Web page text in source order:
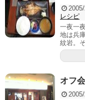
レシピ
一夜一
地は兵
紋岩。
オフ会